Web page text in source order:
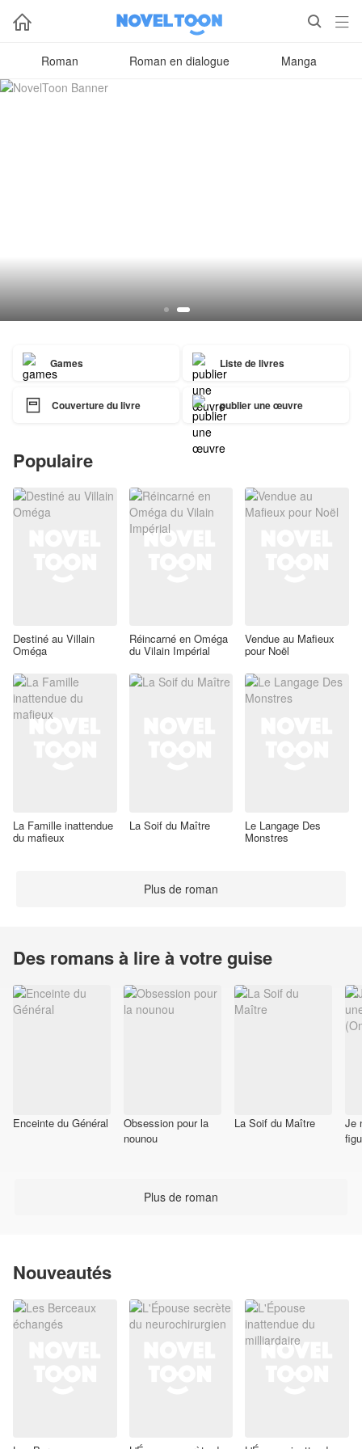
  
Roman Roman en dialogue Manga
Games Liste de livres
 Couverture du livre publier une œuvre
Populaire
Destiné au Villain
Oméga
Réincarné en Oméga
du Vilain Impérial
Vendue au Mafieux
pour Noël
La Famille inattendue
du mafieux
La Soif du Maître Le Langage Des
Monstres
Plus de roman
Des romans à lire à votre guise
Enceinte du Général
Obsession pour la
nounou
La Soif du Maître
Je
Plus de roman
Nouveautés